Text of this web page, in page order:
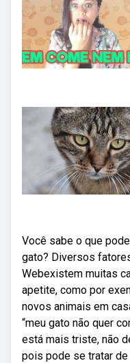
Você sabe o que
gato? Diversos
Webexistem muitas
apetite, como por
novos animais em
“meu gato não quer
está mais triste, não
pois pode se tratar de